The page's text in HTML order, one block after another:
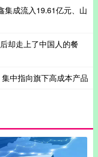
集成流入19.61亿元、山
却走上了中国人的餐
中指向旗下高成本产品